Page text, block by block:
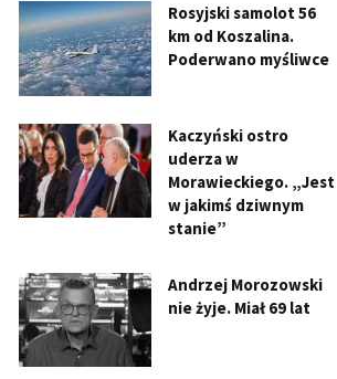
Rosyjski samolot 56
km od Koszalina.
Poderwano myśliwce
Kaczyński ostro
uderza w
Morawieckiego. „Jest
w jakimś dziwnym
stanie”
Andrzej Morozowski
nie żyje. Miał 69 lat